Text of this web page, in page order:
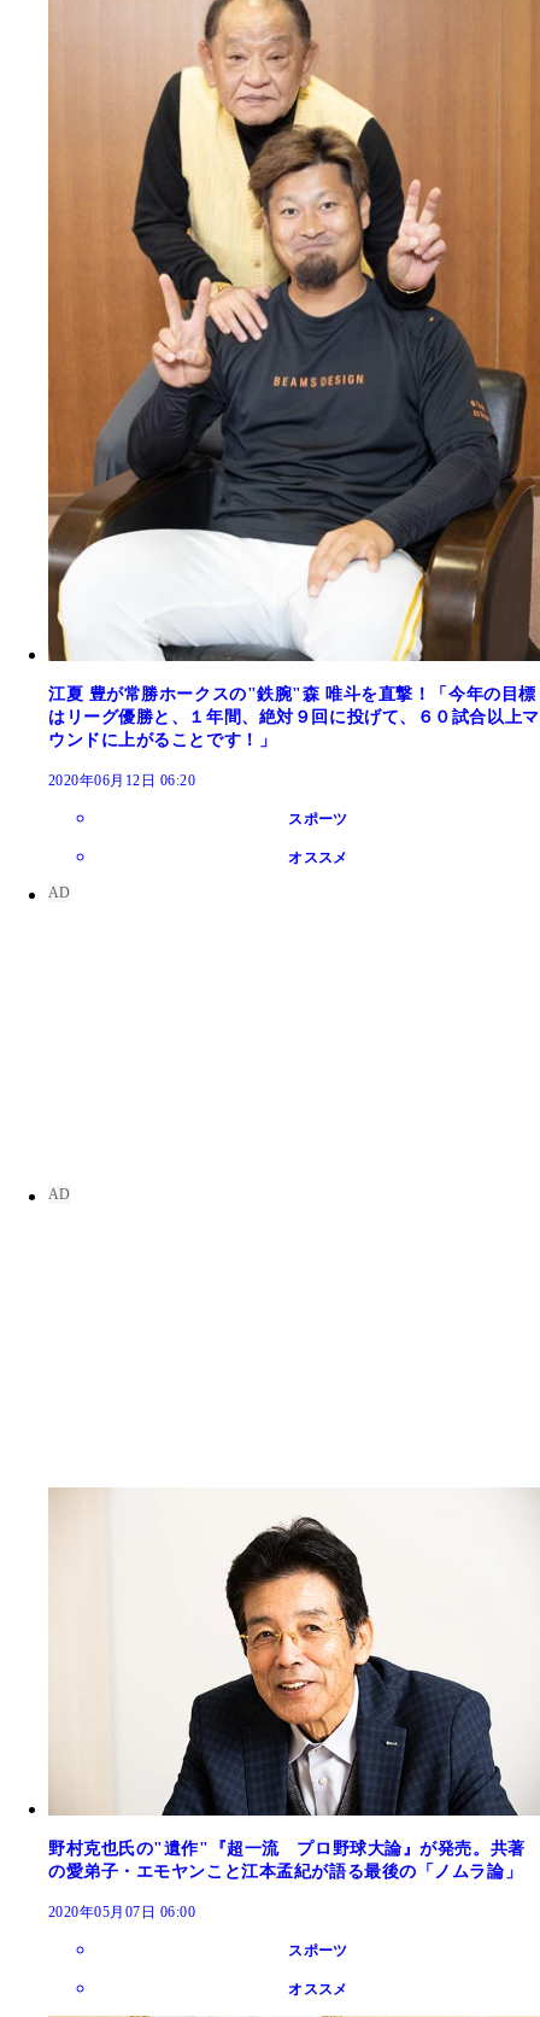
江夏 豊が常勝ホークスの"鉄腕"森 唯斗を直撃！「今年の目標
はリーグ優勝と、１年間、絶対９回に投げて、６０試合以上マ
ウンドに上がることです！」
2020年06月12日 06:20
スポーツ
オススメ
野村克也氏の"遺作"『超一流 プロ野球大論』が発売。共著
の愛弟子・エモヤンこと江本孟紀が語る最後の「ノムラ論」
2020年05月07日 06:00
スポーツ
オススメ